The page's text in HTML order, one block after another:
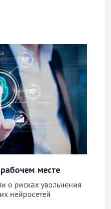
месте
о рисках увольнения
нейросетей